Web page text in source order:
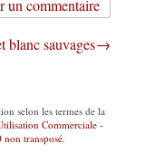
blanc sauvages
selon les termes de la
Commerciale -
non transposé